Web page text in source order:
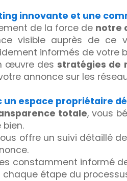
innovante et une
de la force de notre
visible auprès de ce
informés de votre
œuvre des stratégies de
annonce sur les
un espace propriétaire
totale, vous
offre un suivi détaillé
constamment informé
étape du